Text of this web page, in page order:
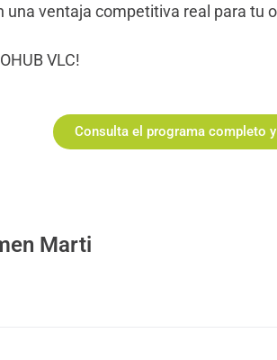
una ventaja competitiva real para tu
VLC!
Consulta el programa completo
Marti